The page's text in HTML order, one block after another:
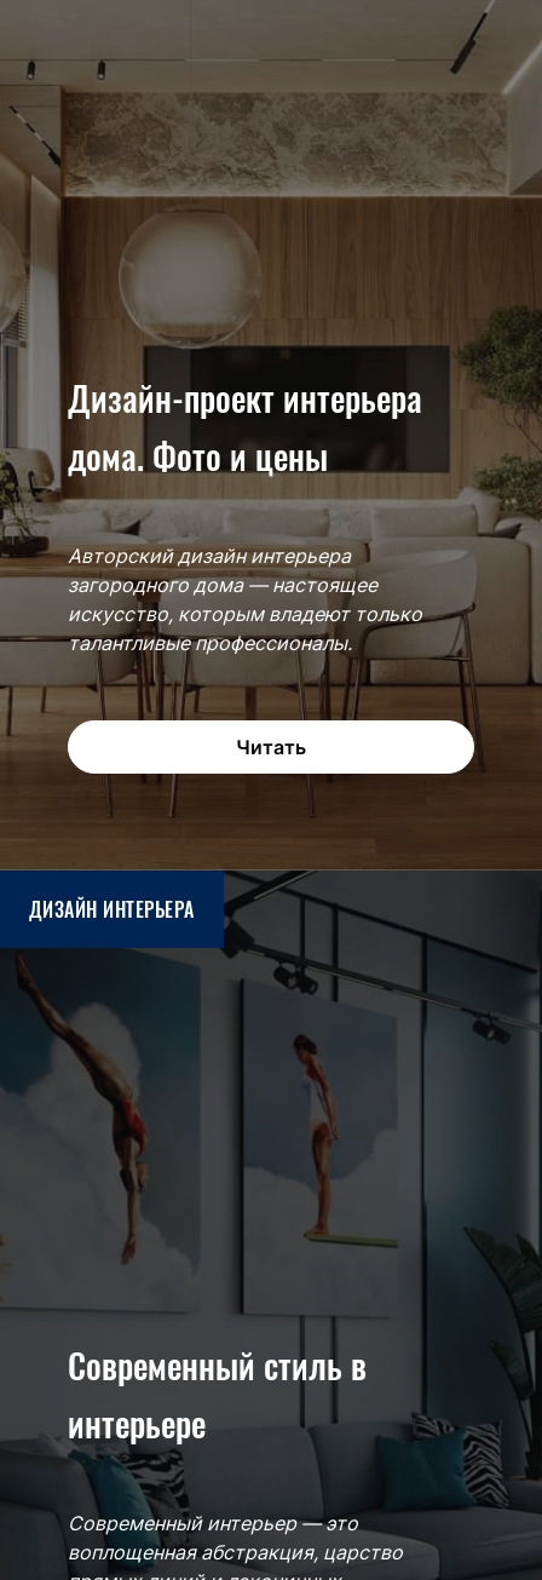
Дизайн-проект интерьера
дома. Фото и цены
Авторский дизайн интерьера
загородного дома — настоящее
искусство, которым владеют только
талантливые профессионалы.
Читать
Современный стиль в
интерьере
Современный интерьер — это
воплощенная абстракция, царство
ДИЗАЙН ИНТЕРЬЕРА